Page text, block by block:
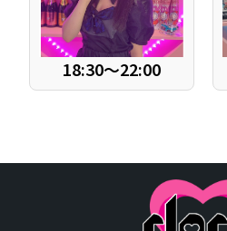
18:30～22:00